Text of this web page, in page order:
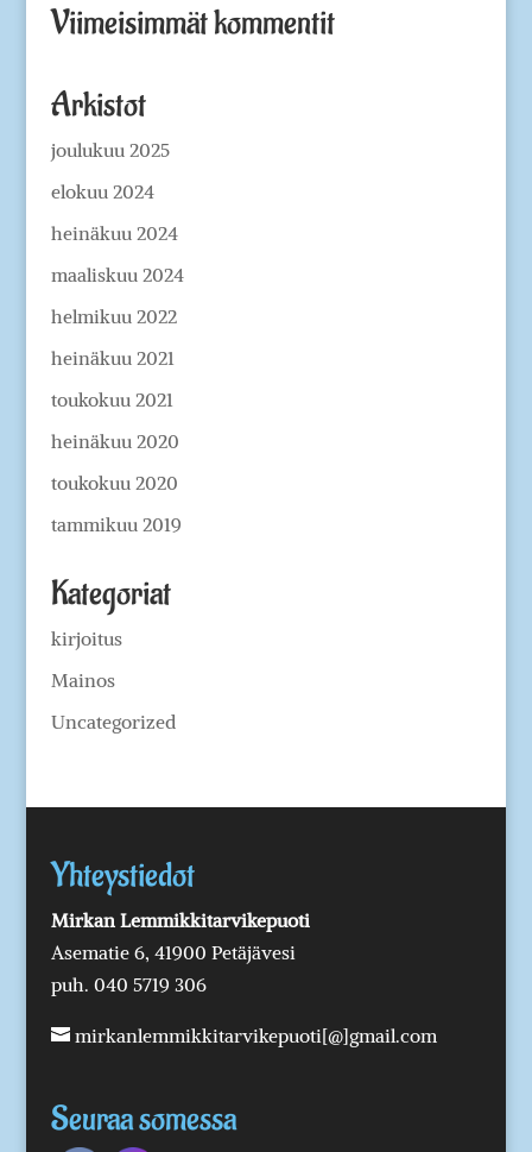
Viimeisimmät kommentit
Arkistot
joulukuu 2025
elokuu 2024
heinäkuu 2024
maaliskuu 2024
helmikuu 2022
heinäkuu 2021
toukokuu 2021
heinäkuu 2020
toukokuu 2020
tammikuu 2019
Kategoriat
kirjoitus
Mainos
Uncategorized
Yhteystiedot
Mirkan Lemmikkitarvikepuoti
Asematie 6, 41900 Petäjävesi
puh. 040 5719 306
mirkanlemmikkitarvikepuoti[@]gmail.com
Seuraa somessa